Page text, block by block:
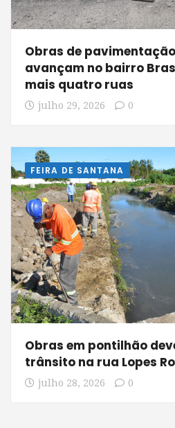
Obras de
avançam no bairro
mais quatro ruas
julho 29, 2026 0
FEIRA DE SANTANA
Obras em pontilhão
trânsito na rua Lopes
julho 28, 2026 0